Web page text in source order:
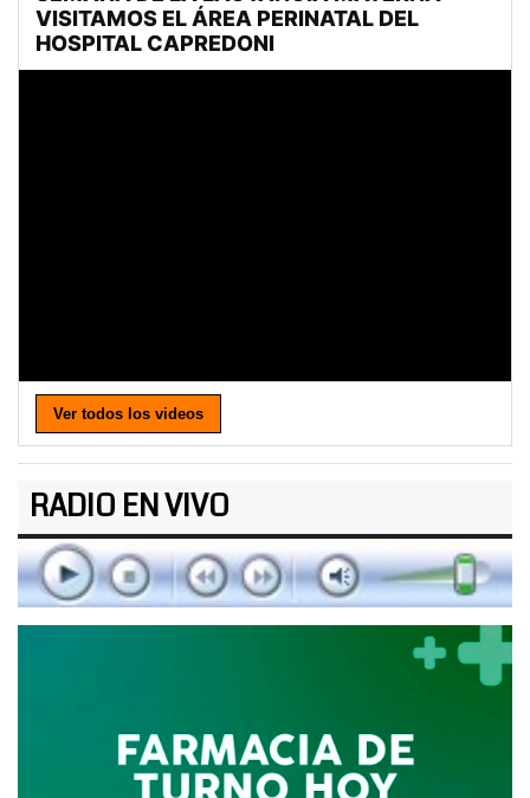
Ver todos los videos
RADIO EN VIVO